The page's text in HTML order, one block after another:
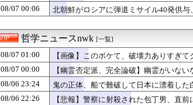
北朝鮮、弾道ミサイル発射 EEZ外に落下
海外「日本の科学者が猫の寿命を2倍に上げる注射剤
リアルセックスあるある第1位がこれ
韓国人「イ・ジュンソク、地方選挙で基礎議員1議席
【食洗機】韓国人が騒ぐ「水洗い」は予備洗浄だった
ダシをちゃんととり薄色薄味に煮た煮物を、味見もせ
【悲報】カンニング竹山さん、消費税減税失敗→増税
スペースXのロケット残骸、月面に衝突か…ファルコ
千葉県袖ケ浦市「おむつ交換で噛みつかれ」看護助
08/07 00:06
北朝鮮がロシアに弾道ミサイル40発供
哲学ニュースnwk [一覧]
08/07 01:00
【画像】このボケて、破壊力ありすぎ
08/07 00:00
【幽霊否定派、完全論破】幽霊がいな
08/06 23:24
鬼の正体、船で難破して日本に漂着した
08/06 22:26
【悲報】警察に射殺された包丁男、直